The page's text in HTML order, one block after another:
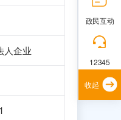
人企业
政民互动
12345
收起